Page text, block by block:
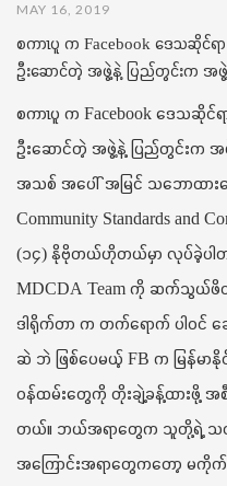
MAY 16, 2019
စကာၤပူ က Facebook ဒေသဆိုင်
ဦးဆောင်တဲ့ အဖွဲ့နဲ့ ပြည်တွင်းက
စကာၤပူ က Facebook ဒေသဆိုင်
ဦးဆောင်တဲ့ အဖွဲ့နဲ့ ပြည်တွင်းက
အသစ် အပေါ် အမြင် သဘောထ
Community Standards and
(၁၄) နိုဗိုတယ်ဟိုတယ်မှာ လုပ်ခဲ့ပါ
MDCDA Team ကို ဆက်သွယ်
ဒါရိုက်တာ က တက်ရောက် ပါဝင် ဆွ
ဆဲ ဘဲ ဖြစ်ပေမယ့် FB က မြနမာ
ဝန်ထမ်းတွေကို တိုးချဲ့ခန့်ထားဖို့
တယ်။ ဘယ်အရာတွေက သူတို့ရဲ့ သ
အကြောင်းအရာတွေကတော့ မ